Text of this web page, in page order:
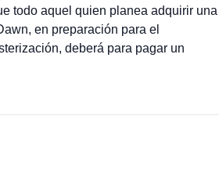
todo aquel quien planea adquirir una
en preparación para el
deberá para pagar un